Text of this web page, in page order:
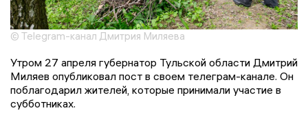
© Telegram-канал Дмитрия Миляева
Утром 27 апреля губернатор Тульской области Дмитрий
Миляев опубликовал пост в своем телеграм-канале. Он
поблагодарил жителей, которые принимали участие в
субботниках.